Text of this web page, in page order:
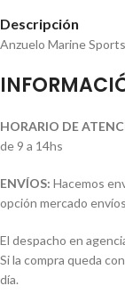
Descripción
Anzuelo Marine
HORARIO DE
de 9 a 14hs
ENVÍOS: Hacemos
opción mercado
El despacho en
Si la compra queda
día.